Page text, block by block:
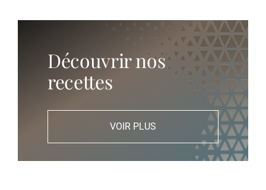
Découvrir nos
recettes
VOIR PLUS